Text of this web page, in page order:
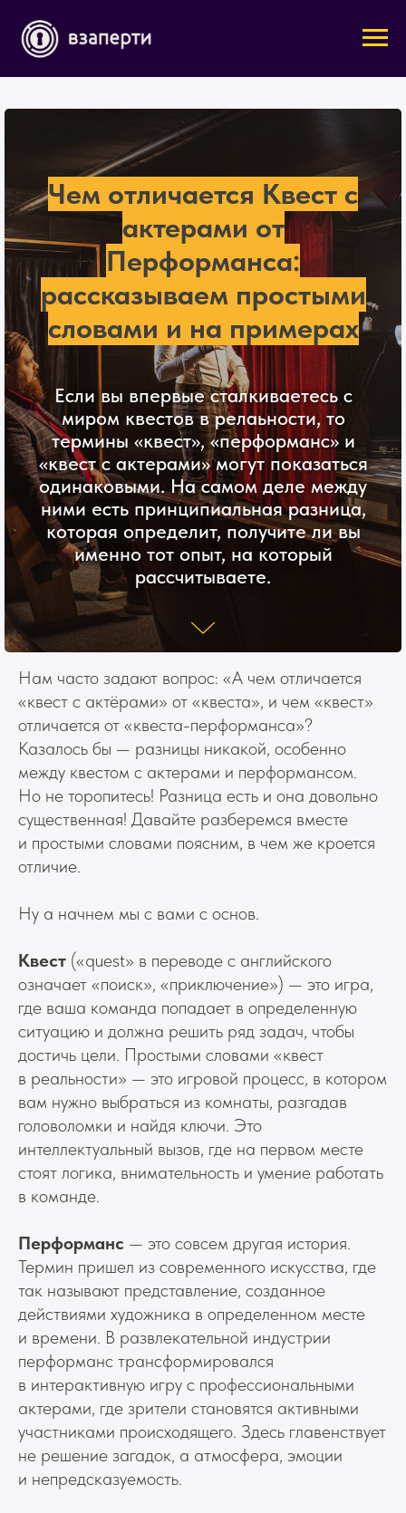
Чем отличается Квест с
актерами от
Перформанса:
рассказываем простыми
словами и на примерах
Если вы впервые сталкиваетесь с
миром квестов в релаьности, то
термины «квест», «перформанс» и
«квест с актерами» могут показаться
одинаковыми. На самом деле между
ними есть принципиальная разница,
которая определит, получите ли вы
именно тот опыт, на который
рассчитываете.
Нам часто задают вопрос: «А чем отличается
«квест с актёрами» от «квеста», и чем «квест»
отличается от «квеста-перформанса»?
Казалось бы — разницы никакой, особенно
между квестом с актерами и перформансом.
Но не торопитесь! Разница есть и она довольно
существенная! Давайте разберемся вместе
и простыми словами поясним, в чем же кроется
отличие.
Ну а начнем мы с вами с основ.
Квест («quest» в переводе с английского
означает «поиск», «приключение») — это игра,
где ваша команда попадает в определенную
ситуацию и должна решить ряд задач, чтобы
достичь цели. Простыми словами «квест
в реальности» — это игровой процесс, в котором
вам нужно выбраться из комнаты, разгадав
головоломки и найдя ключи. Это
интеллектуальный вызов, где на первом месте
стоят логика, внимательность и умение работать
в команде.
Перформанс — это совсем другая история.
Термин пришел из современного искусства, где
так называют представление, созданное
действиями художника в определенном месте
и времени. В развлекательной индустрии
перформанс трансформировался
в интерактивную игру с профессиональными
актерами, где зрители становятся активными
участниками происходящего. Здесь главенствует
не решение загадок, а атмосфера, эмоции
и непредсказуемость.